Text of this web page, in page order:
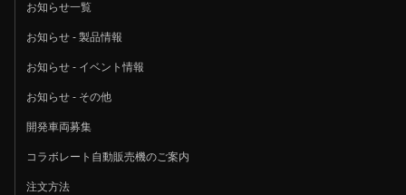
お知らせ一覧
お知らせ - 製品情報
お知らせ - イベント情報
お知らせ - その他
開発車両募集
コラボレート自動販売機のご案内
注文方法